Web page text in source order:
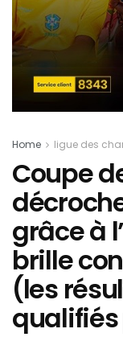
Home ligue des
Coupe
grâce à
brille
(les